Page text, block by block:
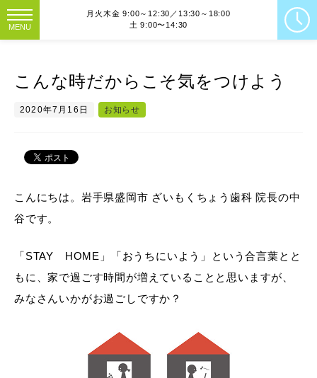
MENU
月火木金 9:00～12:30／13:30～18:00
土 9:00〜14:30
こんな時だからこそ気をつけよう
2020年7月16日 お知らせ
こんにちは。岩手県盛岡市 ざいもくちょう歯科 院長の中
谷です。
「STAY HOME」「おうちにいよう」という合言葉とと
もに、家で過ごす時間が増えていることと思いますが、
みなさんいかがお過ごしですか？